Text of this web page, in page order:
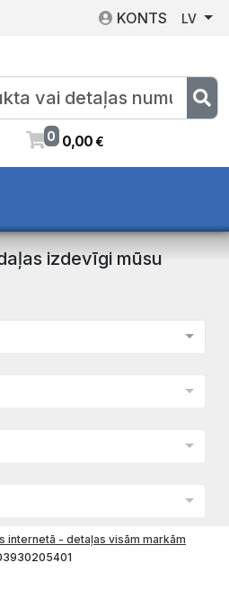
KONTS LV
0 0,00€
izdevīgi mūsu
internetā - detaļas visām markām